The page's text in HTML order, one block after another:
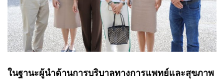
ในฐานะผู้นำด้านการบริบาลทางการแพทย์และสุขภาพ